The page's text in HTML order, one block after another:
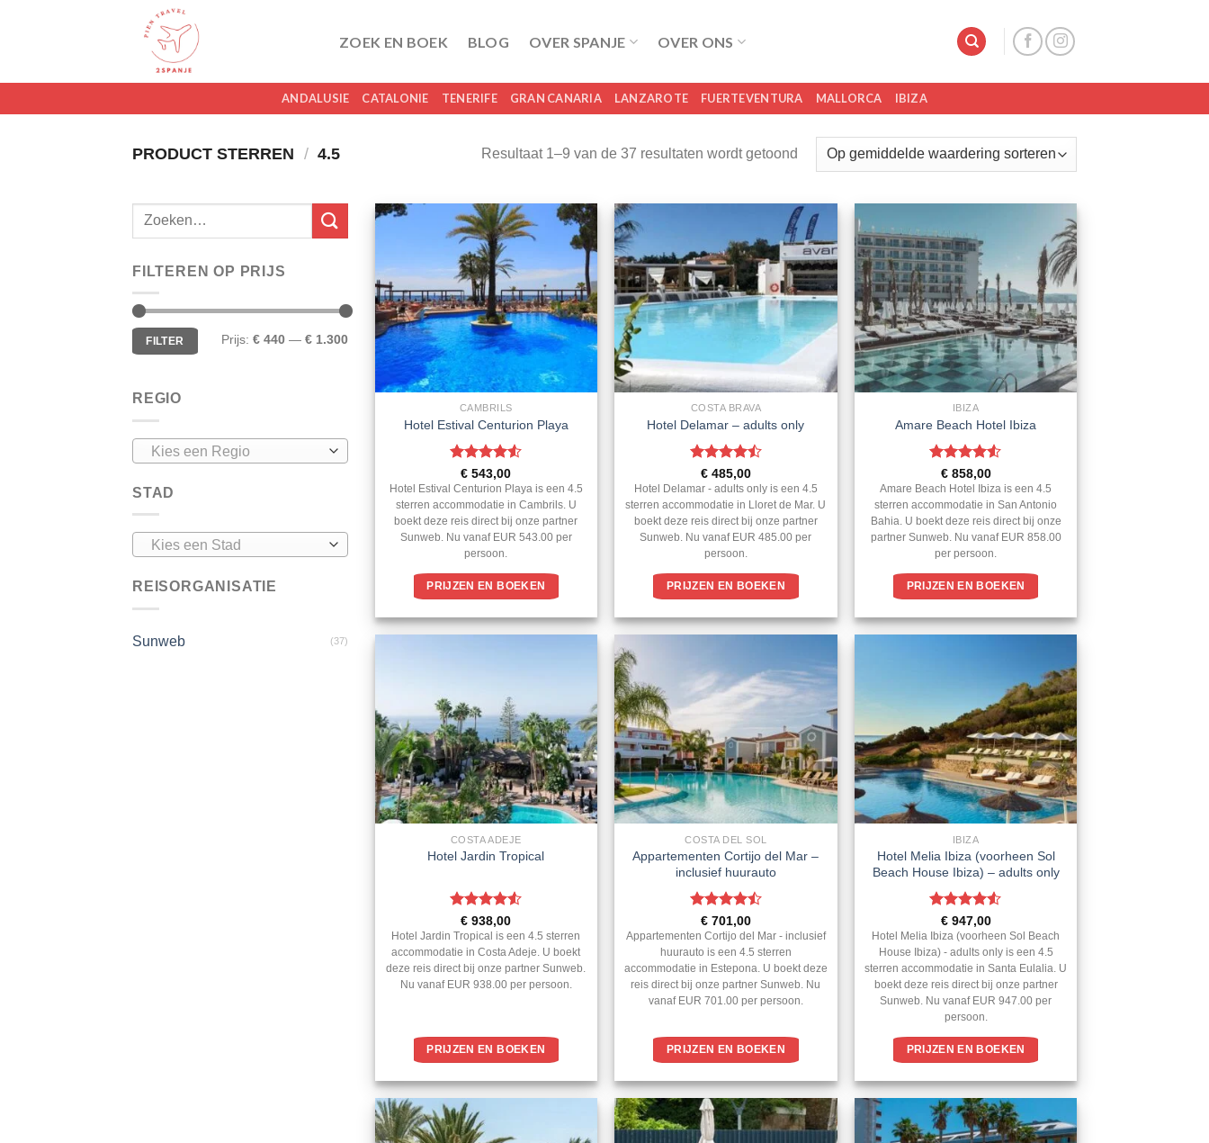
ZOEK EN BOEK BLOG OVER SPANJE OVER ONS
ANDALUSIE CATALONIE TENERIFE GRAN CANARIA LANZAROTE FUERTEVENTURA MALLORCA IBIZA
PRODUCT STERREN / 4.5 Resultaat 1–9 van de 37 resultaten wordt getoond
FILTEREN OP PRIJS
Min.
prijs
Max.
prijsFILTER Prijs: € 440 — € 1.300
REGIO
Kies een Regio
STAD
Kies een Stad
REISORGANISATIE
Sunweb (37)
CAMBRILS
Hotel Estival Centurion Playa
Gewaardeerd
4.5uit 5
€ 543,00
Hotel Estival Centurion Playa is een 4.5
sterren accommodatie in Cambrils. U
boekt deze reis direct bij onze partner
Sunweb. Nu vanaf EUR 543.00 per
persoon.
PRIJZEN EN BOEKEN
COSTA BRAVA
Hotel Delamar – adults only
Gewaardeerd
4.5uit 5
€485,00
Hotel Delamar - adults only is een 4.5
sterren accommodatie in Lloret de Mar. U
boekt deze reis direct bij onze partner
Sunweb. Nu vanaf EUR 485.00 per
persoon.
PRIJZEN EN BOEKEN
IBIZA
Amare Beach Hotel Ibiza
Gewaardeerd
4.5 uit 5
€858,00
Amare Beach Hotel Ibiza is een 4.5
sterren accommodatie in San Antonio
Bahia. U boekt deze reis direct bij onze
partner Sunweb. Nu vanaf EUR 858.00
per persoon.
PRIJZEN EN BOEKEN
COSTA ADEJE
Hotel Jardin Tropical
Gewaardeerd
4.5uit 5
€ 938,00
Hotel Jardin Tropical is een 4.5 sterren
accommodatie in Costa Adeje. U boekt
deze reis direct bij onze partner Sunweb.
Nu vanaf EUR 938.00 per persoon.
PRIJZEN EN BOEKEN
COSTA DEL SOL
Appartementen Cortijo del Mar –
inclusief huurauto
Gewaardeerd
4.5uit 5
€701,00
Appartementen Cortijo del Mar - inclusief
huurauto is een 4.5 sterren
accommodatie in Estepona. U boekt deze
reis direct bij onze partner Sunweb. Nu
vanaf EUR 701.00 per persoon.
PRIJZEN EN BOEKEN
IBIZA
Hotel Melia Ibiza (voorheen Sol
Beach House Ibiza) – adults only
Gewaardeerd
4.5uit 5
€947,00
Hotel Melia Ibiza (voorheen Sol Beach
House Ibiza) - adults only is een 4.5
sterren accommodatie in Santa Eulalia. U
boekt deze reis direct bij onze partner
Sunweb. Nu vanaf EUR 947.00 per
persoon.
PRIJZEN EN BOEKEN